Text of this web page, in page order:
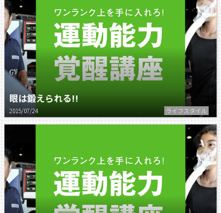
眼は鍛えられる!!
2015/07/24 ライフスタイル